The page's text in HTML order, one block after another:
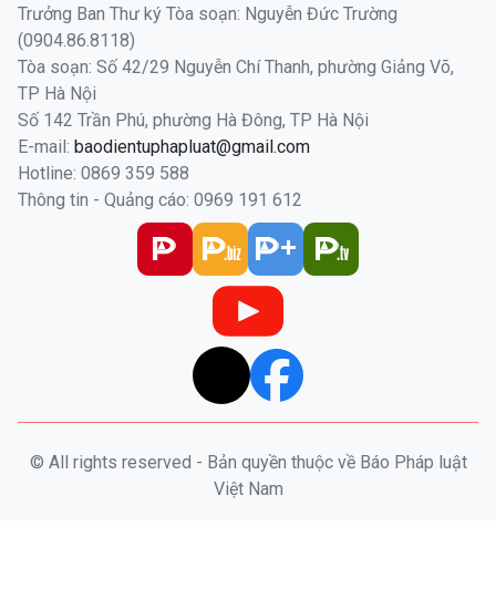
Trưởng Ban Thư ký Tòa soạn: Nguyễn Đức Trường
(0904.86.8118)
Tòa soạn: Số 42/29 Nguyễn Chí Thanh, phường Giảng Võ,
TP Hà Nội
Số 142 Trần Phú, phường Hà Đông, TP Hà Nội
E-mail: baodientuphapluat@gmail.com
Hotline: 0869 359 588
Thông tin - Quảng cáo: 0969 191 612
© All rights reserved - Bản quyền thuộc về Báo Pháp luật
Việt Nam